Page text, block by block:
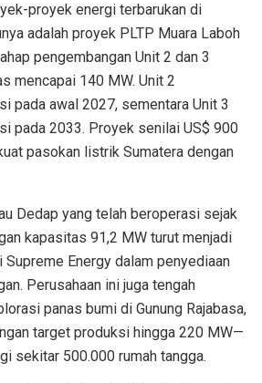
proyek energi terbarukan di
adalah proyek PLTP Muara Laboh
pengembangan Unit 2 dan 3
mencapai 140 MW. Unit 2
pada awal 2027, sementara Unit 3
pada 2033. Proyek senilai US$ 900
pasokan listrik Sumatera dengan
Dedap yang telah beroperasi sejak
kapasitas 91,2 MW turut menjadi
Energy dalam penyediaan
Perusahaan ini juga tengah
panas bumi di Gunung Rajabasa,
target produksi hingga 220 MW—
sekitar 500.000 rumah tangga.